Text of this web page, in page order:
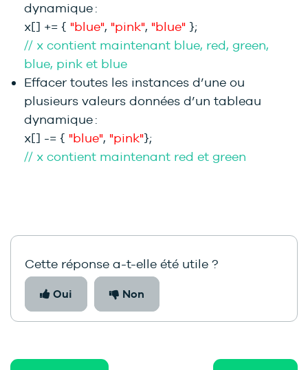
dynamique :
x[] += { "blue", "pink", "blue" };
// x contient maintenant blue, red, green,
blue, pink et blue
Effacer toutes les instances d’une ou
plusieurs valeurs données d’un tableau
dynamique :
x[] -= { "blue", "pink"};
// x contient maintenant red et green
Cette réponse a-t-elle été utile ?
Oui Non